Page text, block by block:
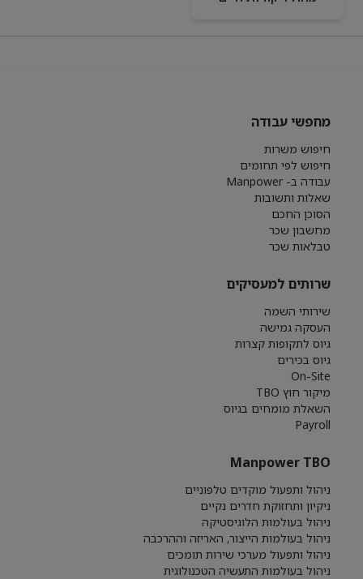
מחפשי עבודה
חיפוש משרות
חיפוש לפי תחומים
עבודה ב- Manpower
שאלות ותשובות
הסוכן החכם
מחשבון שכר
טבלאות שכר
שרותים למעסיקים
שירותי השמה
העסקה גמישה
גיוס לתקופות קצרות
גיוס בכירים
On-Site
מיקור חוץ TBO
השאלת מומחים בגיוס
Payroll
Manpower TBO
ניהול ותפעול מוקדים טלפוניים
ניקיון ותחזוקת חדרים נקיים
ניהול בעולמות הלוגיסטיקה
ניהול בעולמות הייצור, האריזה וההרכבה
ניהול ותפעול מערכי שירות תומכים
ניהול בעולמות התעשיה הטכנולוגית